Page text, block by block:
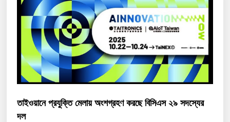
তাইওয়ানে প্রযুক্তি মেলায় অংশগ্রহণ করছে বিসিএস ২৯ সদস্যের
দল